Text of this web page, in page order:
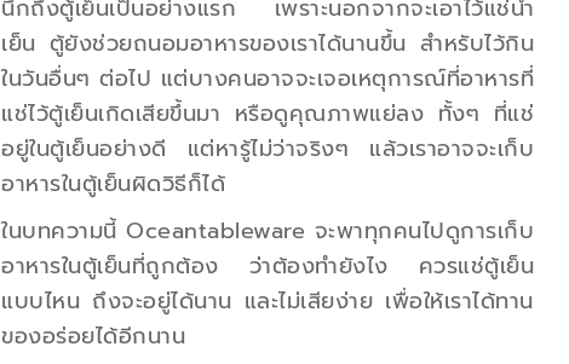
นึกถึงตู้เย็นเป็นอย่างแรก เพราะนอกจากจะเอาไว้แช่น้ำ
เย็น ตู้ยังช่วยถนอมอาหารของเราได้นานขึ้น สำหรับไว้กิน
ในวันอื่นๆ ต่อไป แต่บางคนอาจจะเจอเหตุการณ์ที่อาหารที่
แช่ไว้ตู้เย็นเกิดเสียขึ้นมา หรือดูคุณภาพแย่ลง ทั้งๆ ที่แช่
อยู่ในตู้เย็นอย่างดี แต่หารู้ไม่ว่าจริงๆ แล้วเราอาจจะเก็บ
อาหารในตู้เย็นผิดวิธีก็ได้
ในบทความนี้ Oceantableware จะพาทุกคนไปดูการเก็บ
อาหารในตู้เย็นที่ถูกต้อง ว่าต้องทำยังไง ควรแช่ตู้เย็น
แบบไหน ถึงจะอยู่ได้นาน และไม่เสียง่าย เพื่อให้เราได้ทาน
ของอร่อยได้อีกนาน